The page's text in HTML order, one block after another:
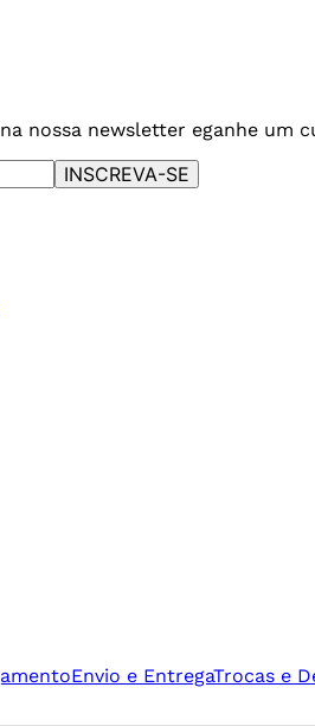
nossa newsletter eganhe um
INSCREVA-SE
Envio e EntregaTrocas e